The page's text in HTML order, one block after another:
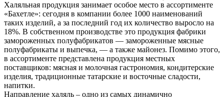
Халяльная продукция занимает особое место в ассортименте
«Бахетле»: сегодня в компании более 1000 наименований
таких изделий, а за последний год их количество выросло на
18%. В собственном производстве это продукция фабрики
замороженных полуфабрикатов — замороженные мясные
полуфабрикаты и выпечка, — а также майонез. Помимо этого,
в ассортименте представлена продукция местных
поставщиков: мясная и молочная гастрономия, кондитерские
изделия, традиционные татарские и восточные сладости,
напитки.
Направление халяль – одно из самых динамично